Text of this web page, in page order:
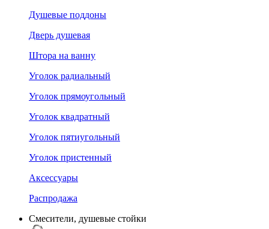
Душевые поддоны
Дверь душевая
Штора на ванну
Уголок радиальный
Уголок прямоугольный
Уголок квадратный
Уголок пятиугольный
Уголок пристенный
Аксессуары
Распродажа
Смесители, душевые стойки